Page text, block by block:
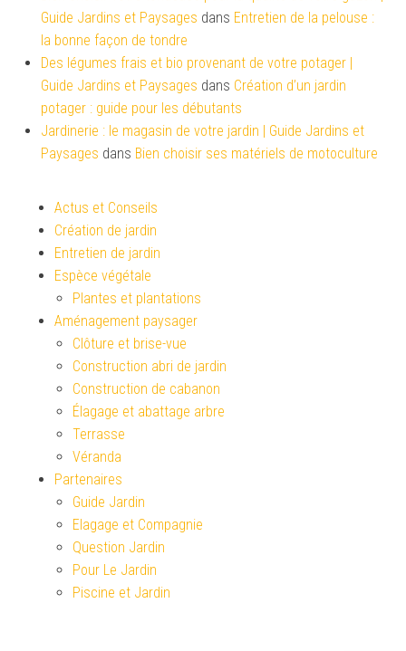
Guide Jardins et Paysages dans Entretien de la pelouse :
la bonne façon de tondre
Des légumes frais et bio provenant de votre potager |
Guide Jardins et Paysages dans Création d’un jardin
potager : guide pour les débutants
Jardinerie : le magasin de votre jardin | Guide Jardins et
Paysages dans Bien choisir ses matériels de motoculture
Actus et Conseils
Création de jardin
Entretien de jardin
Espèce végétale
Plantes et plantations
Aménagement paysager
Clôture et brise-vue
Construction abri de jardin
Construction de cabanon
Élagage et abattage arbre
Terrasse
Véranda
Partenaires
Guide Jardin
Elagage et Compagnie
Question Jardin
Pour Le Jardin
Piscine et Jardin